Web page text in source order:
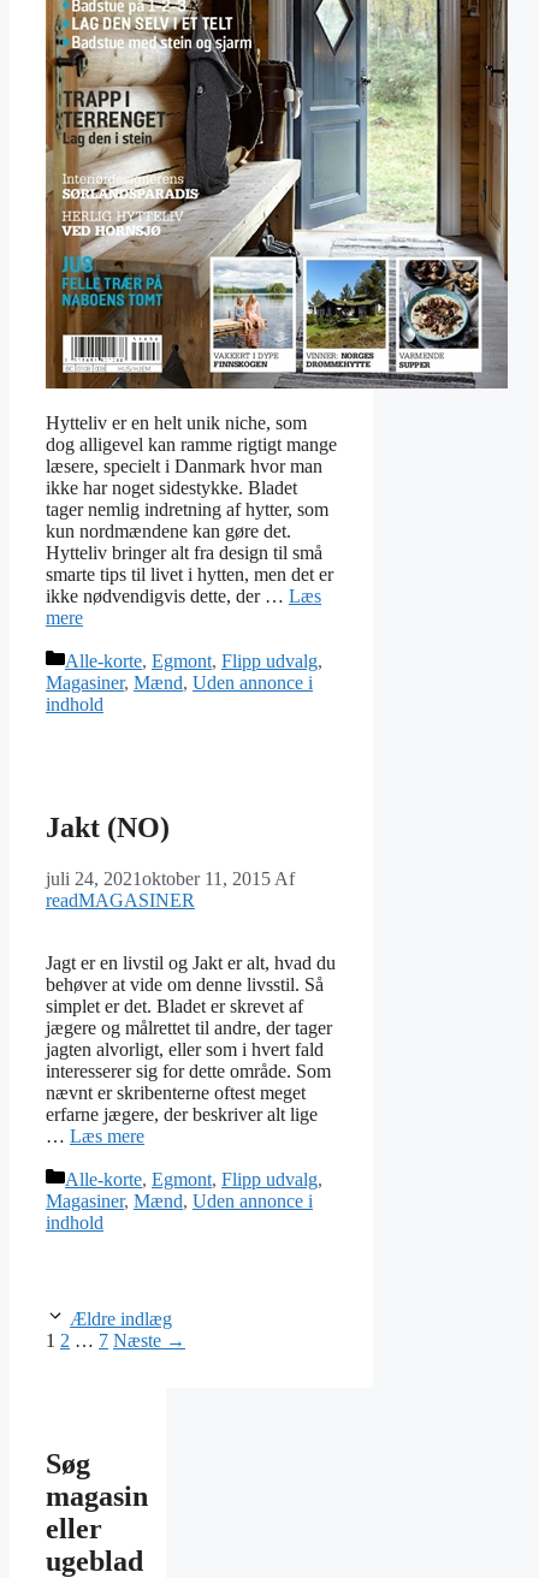
Hytteliv er en helt unik niche, som
dog alligevel kan ramme rigtigt mange
læsere, specielt i Danmark hvor man
ikke har noget sidestykke. Bladet
tager nemlig indretning af hytter, som
kun nordmændene kan gøre det.
Hytteliv bringer alt fra design til små
smarte tips til livet i hytten, men det er
ikke nødvendigvis dette, der … Læs
mere
Kategorier
Alle-korte, Egmont, Flipp udvalg,
Magasiner, Mænd, Uden annonce i
indhold
Jakt (NO)
juli 24, 2021oktober 11, 2015 Af
readMAGASINER
Jagt er en livstil og Jakt er alt, hvad du
behøver at vide om denne livsstil. Så
simplet er det. Bladet er skrevet af
jægere og målrettet til andre, der tager
jagten alvorligt, eller som i hvert fald
interesserer sig for dette område. Som
nævnt er skribenterne oftest meget
erfarne jægere, der beskriver alt lige
… Læs mere
Kategorier
Alle-korte, Egmont, Flipp udvalg,
Magasiner, Mænd, Uden annonce i
indhold
Ældre indlæg
Side
1 Side
2 … Side
7 Næste →
Søg
magasin
eller
ugeblad